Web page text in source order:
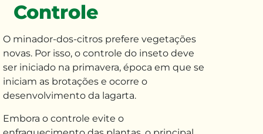
Controle
O minador-dos-citros prefere vegetações
novas. Por isso, o controle do inseto deve
ser iniciado na primavera, épocaem que se
iniciam as brotaçõese ocorre o
desenvolvimento da lagarta.
Embora o controleevite o